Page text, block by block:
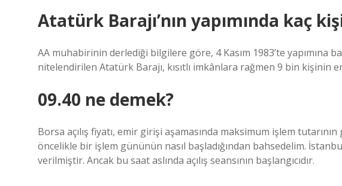
Atatürk Barajı’nın yapımında kaç
AA muhabirinin derlediği bilgilere göre, 4 Kasım 1983’te yapımına
nitelendirilen Atatürk Barajı, kısıtlı imkânlara rağmen 9 bin kişinin
09.40 ne demek?
Borsa açılış fiyatı, emir girişi aşamasında maksimum işlem
öncelikle bir işlem gününün nasıl başladığından bahsedelim.
verilmiştir. Ancak bu saat aslında açılış seansının başlangıcıdır.